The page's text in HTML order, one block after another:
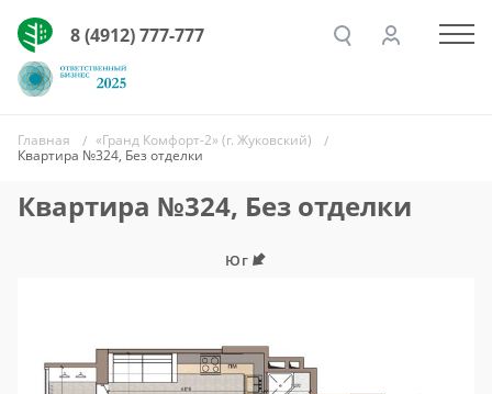
8 (4912) 777-777
Главная
«Гранд Комфорт-2» (г. Жуковский)
Квартира №324, Без отделки
Квартира №324, Без отделки
Юг